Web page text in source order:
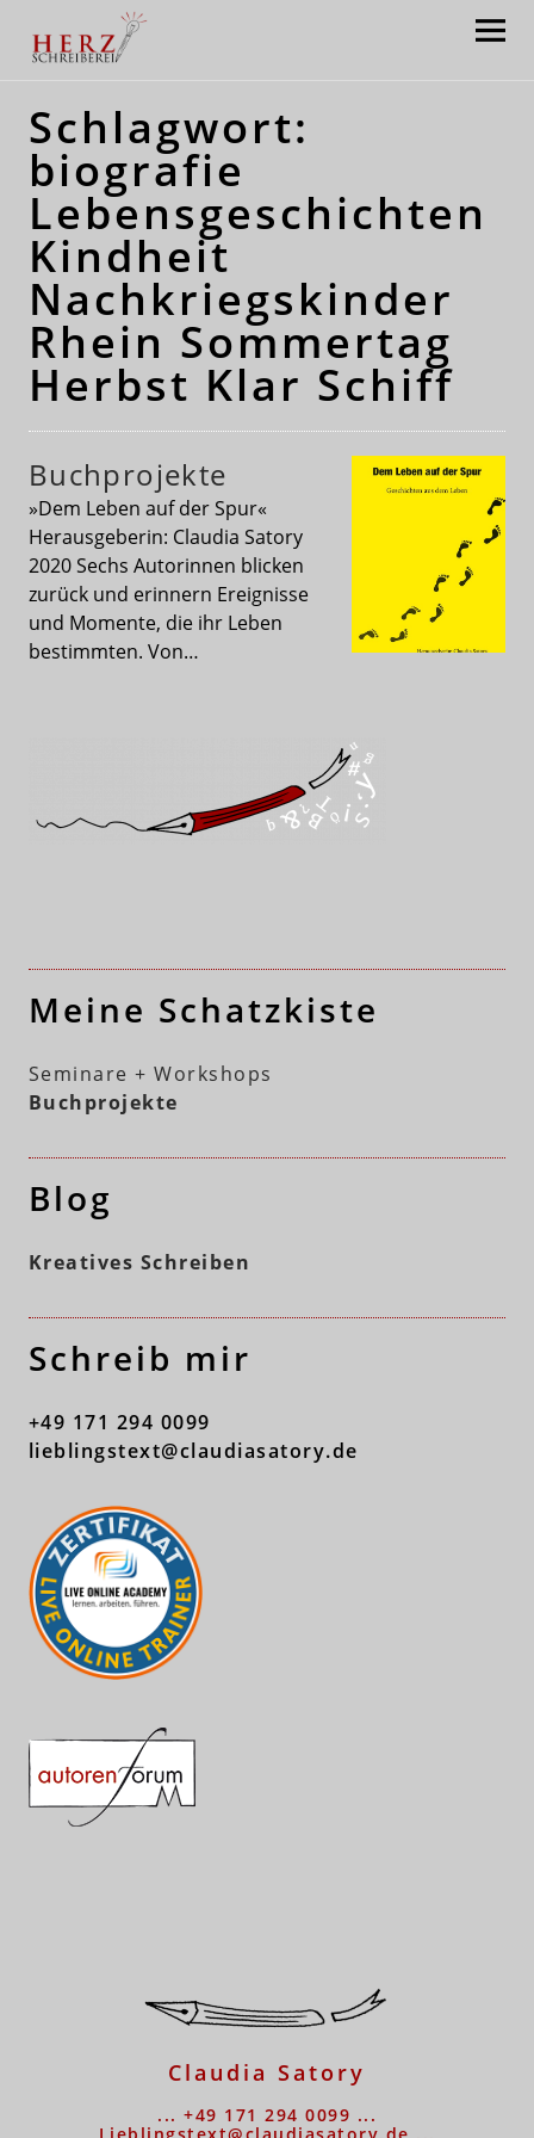
Herzschreiberei: Claudia Satory
Schlagwort:
biografie
Lebensgeschichten
Kindheit
Nachkriegskinder
Rhein Sommertag
Herbst Klar Schiff
Buchprojekte
»Dem Leben auf der Spur«
Herausgeberin: Claudia Satory
2020 Sechs Autorinnen blicken
zurück und erinnern Ereignisse
und Momente, die ihr Leben
bestimmten. Von…
Meine Schatzkiste
Seminare + Workshops
Buchprojekte
Blog
Kreatives Schreiben
Schreib mir
+49 171 294 0099
lieblingstext@claudiasatory.de
Claudia Satory
... +49 171 294 0099 ...